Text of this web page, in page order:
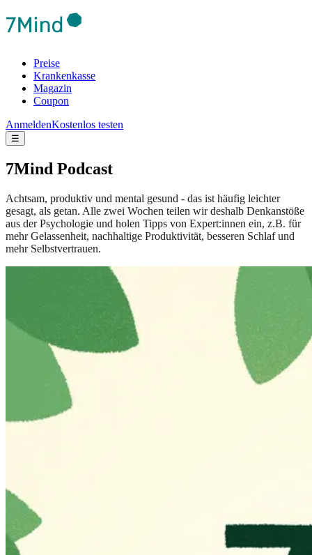
Preise
Krankenkasse
Magazin
Coupon
AnmeldenKostenlos testen
☰
7Mind Podcast
Achtsam, produktiv und mental gesund - das ist häufig leichter
gesagt, als getan. Alle zwei Wochen teilen wir deshalb Denkanstöße
aus der Psychologie und holen Tipps von Expert:innen ein, z.B. für
mehr Gelassenheit, nachhaltige Produktivität, besseren Schlaf und
mehr Selbstvertrauen.